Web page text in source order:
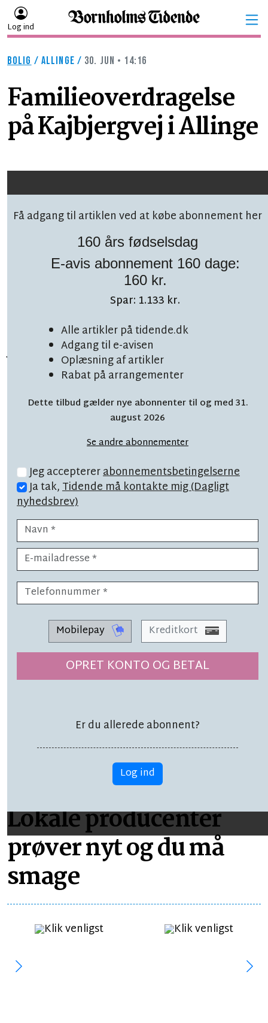
Log ind
BOLIG / ALLINGE / 30. JUN • 14:16
Familieoverdragelse
på Kajbjergvej i Allinge
Få adgang til artiklen ved at købe abonnement her
160 års fødselsdag
E-avis abonnement 160 dage:
160 kr.
Spar: 1.133 kr.
Alle artikler på tidende.dk
Adgang til e-avisen
Oplæsning af artikler
Rabat på arrangementer
Dette tilbud gælder nye abonnenter til og med 31.
august 2026
Se andre abonnementer
Jeg acceptererabonnementsbetingelserne
Ja tak,Tidende må kontakte mig (Dagligt
nyhedsbrev)
Mobilepay Kreditkort
OPRET KONTO OG BETAL
Er du allerede abonnent?
Log ind
Jensen når igen nye
rekorder
TOPNYHEDLÆSETID 7 MIN.
Der var krise: Sådan vendte
Rikke bøtten på hospitalet
Brandvæsnet fik hjælp
udefra: 'Det er
fantastisk'
Lokale producenter
prøver nyt og du må
smage